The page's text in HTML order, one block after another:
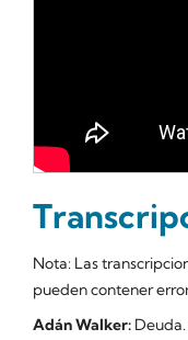
Nota: Las
pueden contener
Adán Walker: